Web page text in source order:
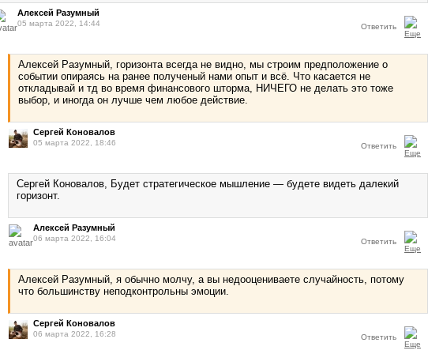
Алексей Разумный
05 марта 2022, 14:44 Ответить
Алексей Разумный, горизонта всегда не видно, мы строим предположение о
событии опираясь на ранее полученый нами опыт и всё. Что касается не
откладывай и тд во время финансового шторма, НИЧЕГО не делать это тоже
выбор, и иногда он лучше чем любое действие.
Сергей Коновалов
05 марта 2022, 18:46 Ответить
Сергей Коновалов, Будет стратегическое мышление — будете видеть далекий
горизонт.
Алексей Разумный
06 марта 2022, 16:04 Ответить
Алексей Разумный, я обычно молчу, а вы недооцениваете случайность, потому
что большинству неподконтрольны эмоции.
Сергей Коновалов
06 марта 2022, 16:28 Ответить